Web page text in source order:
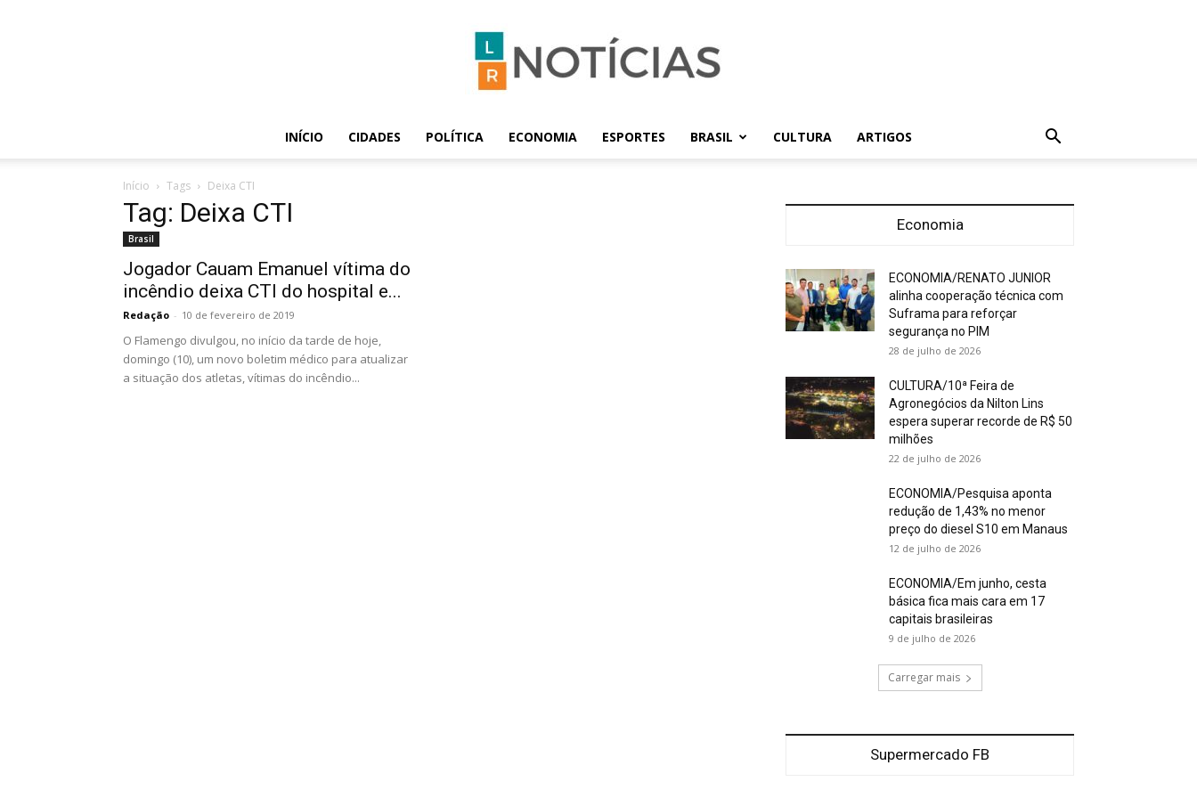
INÍCIO CIDADES POLÍTICA ECONOMIA ESPORTES BRASIL CULTURA ARTIGOS
Início Tags Deixa CTI
Tag: Deixa CTI
Brasil
Jogador Cauam Emanuel vítima do
incêndio deixa CTI do hospital e...
Redação - 10 de fevereiro de 2019
O Flamengo divulgou, no início da tarde de hoje,
domingo (10), um novo boletim médico para atualizar
a situação dos atletas, vítimas do incêndio...
Economia
ECONOMIA/RENATO JUNIOR
alinha cooperação técnica com
Suframa para reforçar
segurança no PIM
28 de julho de 2026
CULTURA/10ª Feira de
Agronegócios da Nilton Lins
espera superar recorde de R$ 50
milhões
22 de julho de 2026
ECONOMIA/Pesquisa aponta
redução de 1,43% no menor
preço do diesel S10 em Manaus
12 de julho de 2026
ECONOMIA/Em junho, cesta
básica fica mais cara em 17
capitais brasileiras
9 de julho de 2026
Carregar mais
Supermercado FB